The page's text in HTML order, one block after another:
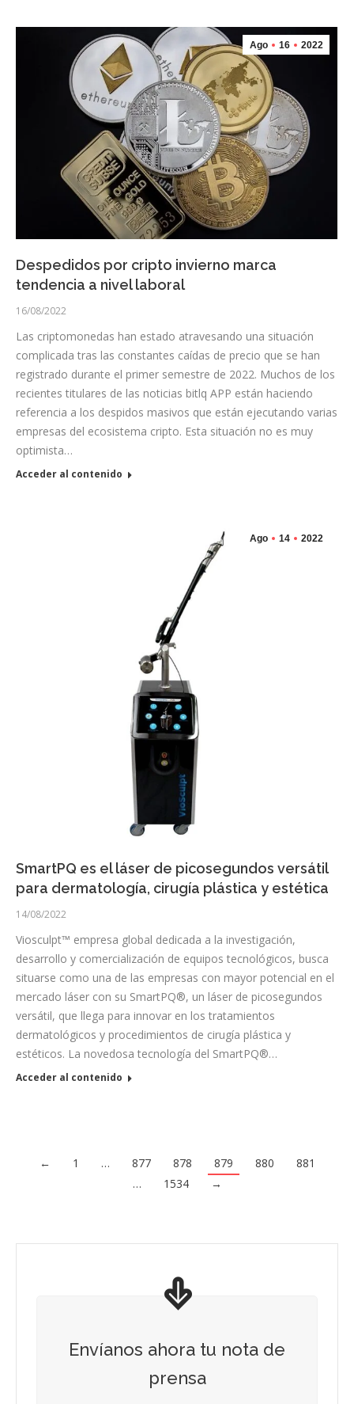
Ago 16 2022
Despedidos por cripto invierno marca
tendencia a nivel laboral
16/08/2022
Las criptomonedas han estado atravesando una situación
complicada tras las constantes caídas de precio que se han
registrado durante el primer semestre de 2022. Muchos de los
recientes titulares de las noticias bitlq APP están haciendo
referencia a los despidos masivos que están ejecutando varias
empresas del ecosistema cripto. Esta situación no es muy
optimista…
Acceder al contenido
Ago 14 2022
SmartPQ es el láser de picosegundos versátil
para dermatología, cirugía plástica y estética
14/08/2022
Viosculpt™ empresa global dedicada a la investigación,
desarrollo y comercialización de equipos tecnológicos, busca
situarse como una de las empresas con mayor potencial en el
mercado láser con su SmartPQ®, un láser de picosegundos
versátil, que llega para innovar en los tratamientos
dermatológicos y procedimientos de cirugía plástica y
estéticos. La novedosa tecnología del SmartPQ®️…
Acceder al contenido
← 1 … 877 878 879 880
881
…
1534 →
Envíanos ahora tu nota de
prensa